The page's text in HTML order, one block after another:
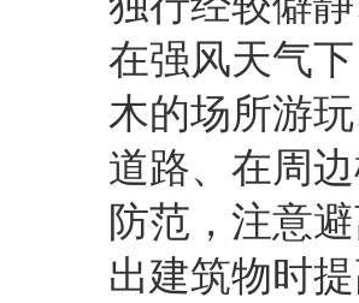
在强风天气
木的场所游
道路、在周
防范，注意
出建筑物时